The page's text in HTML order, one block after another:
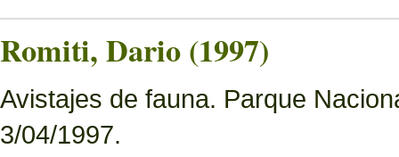
Romiti, Dario (1997)
Avistajes de fauna. Parque
3/04/1997.